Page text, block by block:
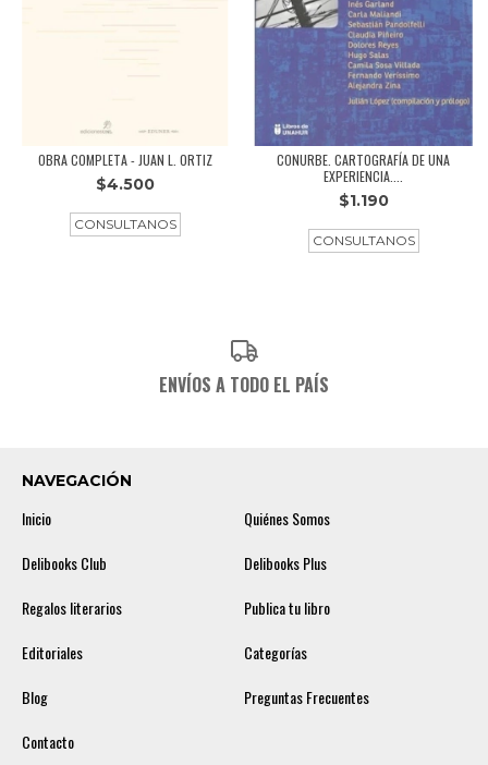
OBRA COMPLETA - JUAN L. ORTIZ
$4.500
CONURBE. CARTOGRAFÍA DE UNA
EXPERIENCIA....
$1.190
ENVÍOS A TODO EL PAÍS
NAVEGACIÓN
Inicio
Quiénes Somos
Delibooks Club
Delibooks Plus
Regalos literarios
Publica tu libro
Editoriales
Categorías
Blog
Preguntas Frecuentes
Contacto